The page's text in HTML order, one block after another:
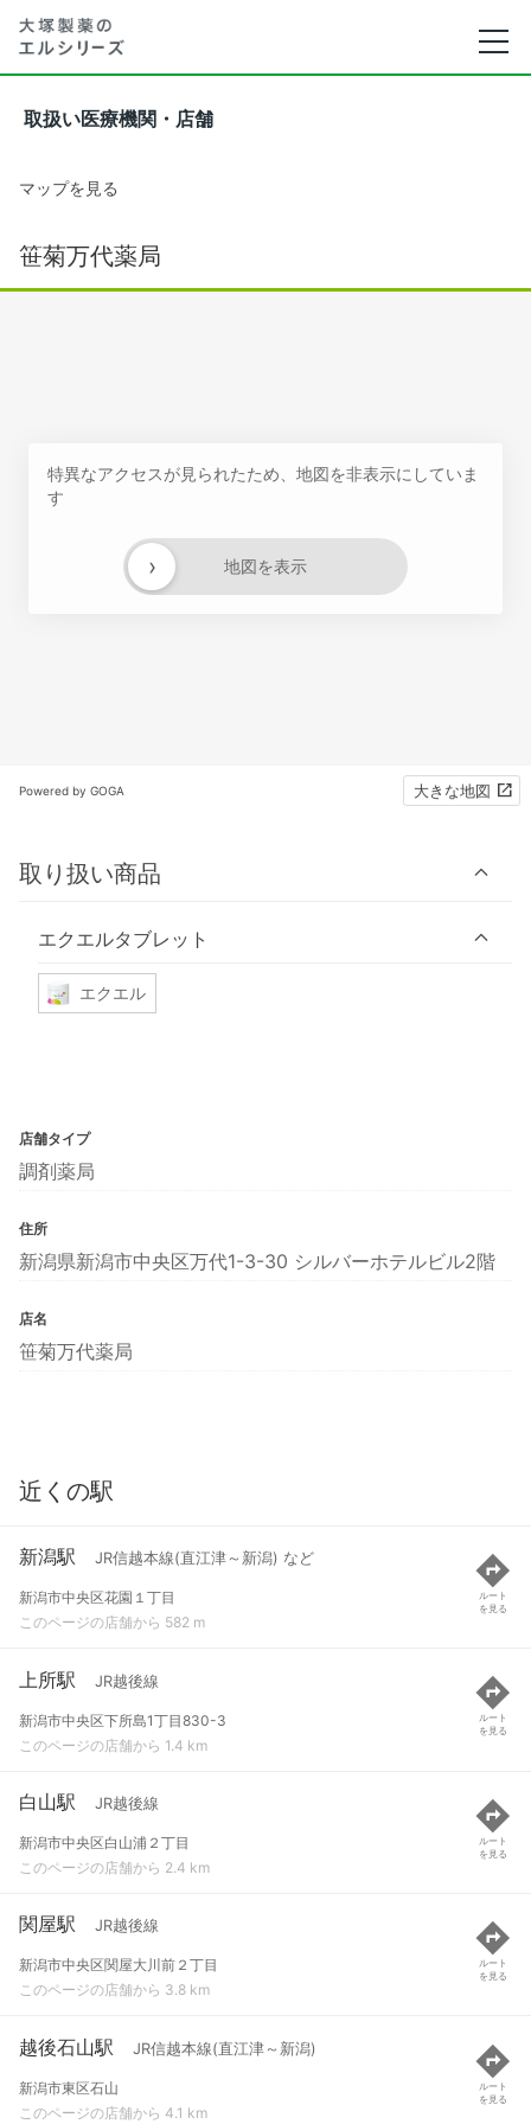
取扱い医療機関・店舗
マップを見る
笹菊万代薬局
特異なアクセスが見られたため、地図を非表示にしていま
す
地図を表示
›
Powered by GOGA 大きな地図
取り扱い商品
エクエルタブレット
エクエル
店舗タイプ
調剤薬局
住所
新潟県新潟市中央区万代1-3-30 シルバーホテルビル2階
店名
笹菊万代薬局
近くの駅
新潟駅 JR信越本線(直江津～新潟) など
新潟市中央区花園１丁目
このページの店舗から 582 m
ルート
を見る
上所駅 JR越後線
新潟市中央区下所島1丁目830-3
このページの店舗から 1.4 km
ルート
を見る
白山駅 JR越後線
新潟市中央区白山浦２丁目
このページの店舗から 2.4 km
ルート
を見る
関屋駅 JR越後線
新潟市中央区関屋大川前２丁目
このページの店舗から 3.8 km
ルート
を見る
越後石山駅 JR信越本線(直江津～新潟)
新潟市東区石山
このページの店舗から 4.1 km
ルート
を見る